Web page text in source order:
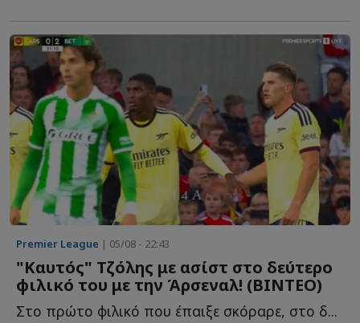
Premier League | 05/08 - 22:43
"Καυτός" Τζόλης με ασίστ στο δεύτερο
φιλικό του με την Άρσεναλ! (ΒΙΝΤΕΟ)
Στο πρώτο φιλικό που έπαιξε σκόραρε, στο δ...